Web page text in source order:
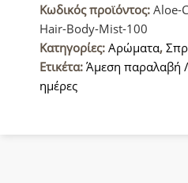
σώματος
100ml
ποσότητα
Κωδικός προϊόντος: Aloe-
Hair-Body-Mist-100
Κατηγορίες: Αρώματα,
Ετικέτα: Άμεση παραλαβή
ημέρες